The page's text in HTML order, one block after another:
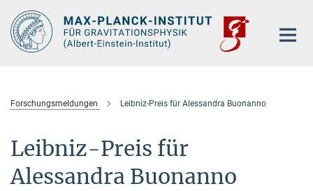
Hauptinhalt
Forschungsmeldungen Leibniz-Preis für Alessandra Buonanno
Leibniz-Preis für
Alessandra Buonanno